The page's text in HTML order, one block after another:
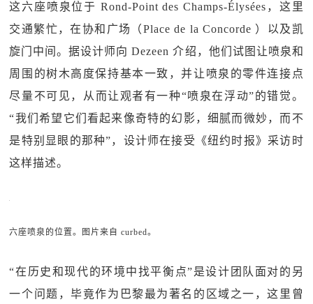
这六座喷泉位于 Rond-Point des Champs-Élysées，这里
交通繁忙，在协和广场（Place de la Concorde ）以及凯
旋门中间。据设计师向 Dezeen 介绍，他们试图让喷泉和
周围的树木高度保持基本一致，并让喷泉的零件连接点
尽量不可见，从而让观者有一种“喷泉在浮动”的错觉。
“我们希望它们看起来像奇特的幻影，细腻而微妙，而不
是特别显眼的那种”，设计师在接受《纽约时报》采访时
这样描述。
六座喷泉的位置。图片来自 curbed。
“在历史和现代的环境中找平衡点”是设计团队面对的另
一个问题，毕竟作为巴黎最为著名的区域之一，这里曾